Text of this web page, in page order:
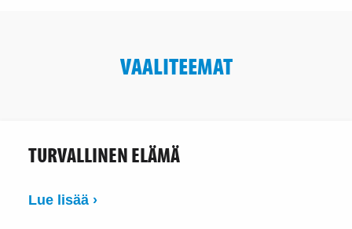
VAALITEEMAT
TURVALLINEN ELÄMÄ
Lue lisää ›